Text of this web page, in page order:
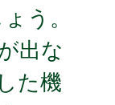
う。
出な
た機